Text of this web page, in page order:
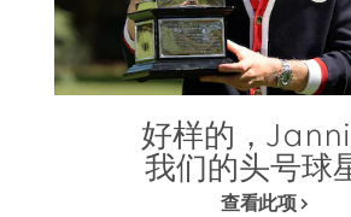
好样的，
我们的头号球
查看此项